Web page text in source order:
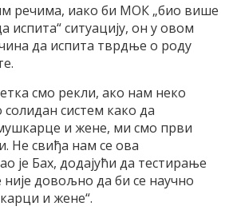
речима, иако би МОК „био више
испита“ ситуацију, он у овом
да испита тврдње о роду
смо рекли, ако нам неко
систем како да
и жене, ми смо први
Не свиђа нам се ова
је Бах, додајући да тестирање
довољно да би се научно
и жене“.